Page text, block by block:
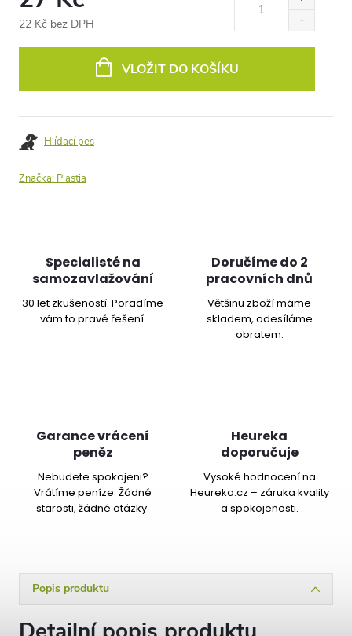
22 Kč bez DPH
VLOŽIT DO KOŠÍKU
Hlídací pes
Značka: Plastia
Specialisté na
samozavlažování
30 let zkušeností. Poradíme
vám to pravé řešení.
Doručíme do 2
pracovních dnů
Většinu zboží máme
skladem, odesíláme
obratem.
Garance vrácení
peněz
Nebudete spokojeni?
Vrátíme peníze. Žádné
starosti, žádné otázky.
Heureka
doporučuje
Vysoké hodnocení na
Heureka.cz – záruka kvality
a spokojenosti.
Popis produktu